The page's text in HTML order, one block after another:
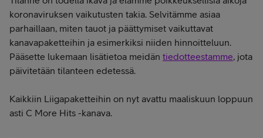
koronaviruksen vaikutusten takia. Selvitämme asiaa
parhaillaan, miten tauot ja päättymiset vaikuttavat
kanavapaketteihin ja esimerkiksi niiden hinnoitteluun.
Pääsette lukemaan lisätietoa meidän tiedotteestamme, jota
päivitetään tilanteen edetessä.
Kaikkiin Liigapaketteihin on nyt avattu maaliskuun loppuun
asti C More Hits -kanava.